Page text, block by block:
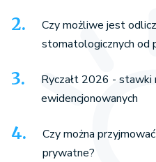
Czy możliwe jest
stomatologicznych od
Ryczałt 2026 - stawki
ewidencjonowanych
Czy można
prywatne?